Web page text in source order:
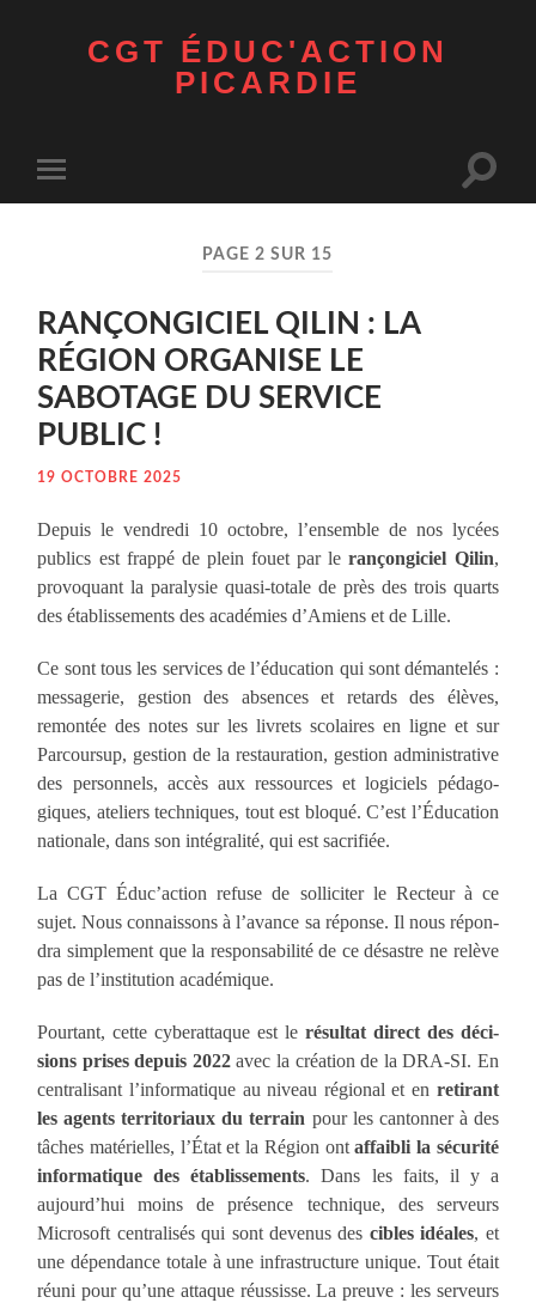
CGT ÉDUC'ACTION
PICARDIE
mobile
Toggle
PAGE 2 SUR 15
RANÇONGICIEL QILIN : LA
RÉGION ORGANISE LE
SABOTAGE DU SERVICE
PUBLIC !
19 OCTOBRE 2025
Depuis le ven­dre­di 10 octobre, l’ensemble de nos lycées
publics est frap­pé de plein fouet par leran­çongiciel Qilin,
pro­vo­quant la para­ly­sie qua­si-totale de près des trois quarts
des établis­sements des aca­dé­mies d’Amiens et de Lille.
Ce sont tous les ser­vices de l’éducation qui sont déman­te­lés :
mes­sa­ge­rie, ges­tion des ab­sences et re­tards des élèves,
remon­tée des notes sur les livrets sco­laires en ligne et sur
Par­cour­sup, ges­tion de la res­tau­ra­tion, ges­tion admi­nis­tra­tive
des per­son­nels, accès aux res­sources et logi­ciels péda­go­
giques, ate­liers tech­niques, tout est blo­qué. C’est l’Éducation
natio­nale, dans son inté­gra­li­té, qui est sacrifiée.
La CGT Éduc’action refuse de sol­li­ci­ter le Rec­teur à ce
sujet. Nous connais­sons à l’avance sa réponse. Il nous répon­
dra sim­ple­ment que la res­pon­sa­bi­li­té de ce désastre ne relève
pas de l’institution académique.
Pour­tant, cette cybe­rat­taque est le résul­tat direct des déci­
sions prises depuis 2022avec la créa­tion de la DRA-SI. En
cen­tra­li­sant l’informatique au niveau régio­nal et en reti­rant
les agents ter­ri­to­riaux du ter­rain pour les can­ton­ner à des
tâches maté­rielles, l’État et la Ré­gion ontaffai­bli la sécu­ri­té
infor­matique des éta­blis­se­ments. Dans les faits, il y a
aujourd’hui moins de pré­sence tech­nique, des ser­veurs
Micro­soft cen­tra­li­sés qui sont deve­nus des cibles idéales, et
une dépen­dance totale à une in­frastructure unique. Tout était
réuni pour qu’une attaque réus­sisse. La preuve : les ser­veurs